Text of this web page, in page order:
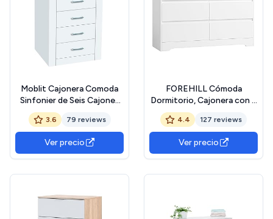
Moblit Cajonera Comoda
Sinfonier de Seis Cajones
Realizado en Madera de
Pino Maciza y MDF Color
Blanco Lacado Serie Kalpe
Medidas (105x 50x 40) cm
(ALtoxAnchoXfondo)
3.6 79 reviews
Ver precio
FOREHILL Cómoda
Dormitorio, Cajonera con 6
Cajones, Cómodas y
Cajoneras Dormitorio,
Mueble Almacenaje Auxiliar,
Madera, Blanco,
120x40x82cm
4.4 127 reviews
Ver precio